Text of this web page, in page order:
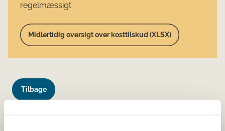
regelmæssigt.
Midlertidig oversigt over kosttilskud (XLSX)
Tilbage